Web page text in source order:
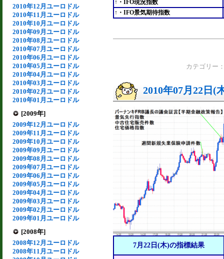
2010年12月ユーロドル
2010年11月ユーロドル
2010年10月ユーロドル
2010年09月ユーロドル
2010年08月ユーロドル
2010年07月ユーロドル
2010年06月ユーロドル
2010年05月ユーロドル
2010年04月ユーロドル
2010年03月ユーロドル
2010年02月ユーロドル
2010年01月ユーロドル
[2009年]
2009年12月ユーロドル
2009年11月ユーロドル
2009年10月ユーロドル
2009年09月ユーロドル
2009年08月ユーロドル
2009年07月ユーロドル
2009年06月ユーロドル
2009年05月ユーロドル
2009年04月ユーロドル
2009年03月ユーロドル
2009年02月ユーロドル
2009年01月ユーロドル
[2008年]
2008年12月ユーロドル
2008年11月ユーロドル
↑・IFO現況指数
↑・IFO景気期待指数
カテゴリー
2010年07月22日(
7月22日(木)の指標結果